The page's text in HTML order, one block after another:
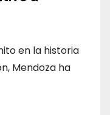
en la historia
Mendoza ha